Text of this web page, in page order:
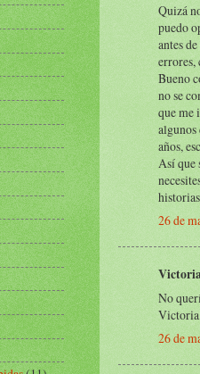
Quizá
puedo
antes
errores,
Bueno
no se
que me
algunos
años,
Así que
26 de
No
26 de